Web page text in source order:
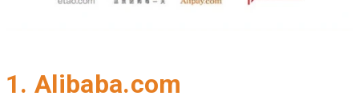
1. Alibaba.com